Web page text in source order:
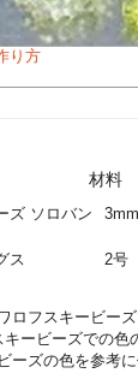
り方
材料
ズ ソロバン 3mm
ス 2号
ロフスキービー
ービーズでの色
ーズの色を参考に